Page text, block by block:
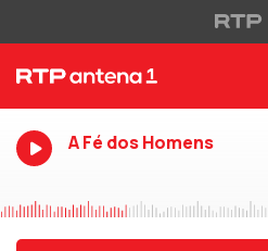
A Fé dos Homens